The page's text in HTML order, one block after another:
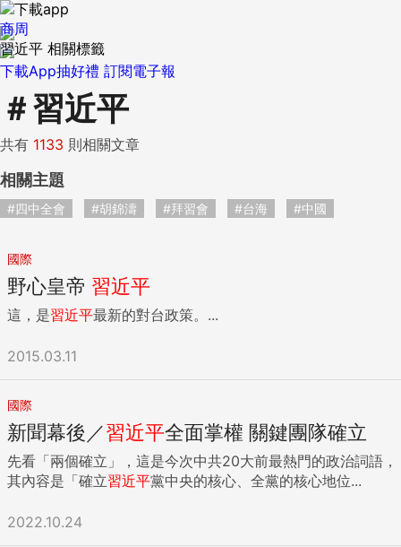
下載App抽好禮 訂閱電子報
商周
習近平 相關標籤
＃習近平
共有 1133 則相關文章
相關主題
#四中全會 #胡錦濤 #拜習會 #台海 #中國
國際
野心皇帝 習近平
這，是習近平最新的對台政策。...
2015.03.11
國際
新聞幕後／習近平全面掌權 關鍵團隊確立
先看「兩個確立」，這是今次中共20大前最熱門的政治詞語，
其內容是「確立習近平黨中央的核心、全黨的核心地位...
2022.10.24